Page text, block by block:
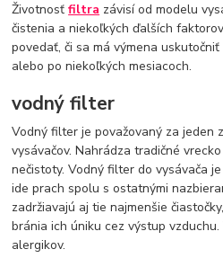
Životnosťfiltra závisí od modelu
čistenia a niekoľkých ďalších
povedať, či sa má výmena
alebo po niekoľkých mesiacoch.
vodný filter
Vodný filter je považovaný za jeden
vysávačov. Nahrádza tradičné
nečistoty. Vodný filter do vysávača
ide prach spolu s ostatnými
zadržiavajú aj tie najmenšie
bránia ich úniku cez výstup
alergikov.